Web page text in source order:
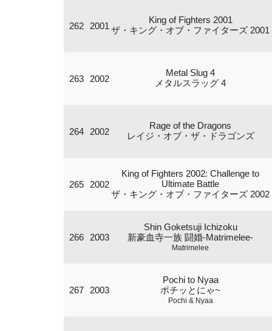
262 2001
King of Fighters 2001
ザ・キング・オブ・ファイターズ 2001
263 2002
Metal Slug 4
メタルスラッグ 4
264 2002
Rage of the Dragons
レイジ・オブ・ザ・ドラゴンズ
265 2002
King of Fighters 2002: Challenge to
Ultimate Battle
ザ・キング・オブ・ファイターズ 2002
266 2003
Shin Goketsuji Ichizoku
新豪血寺一族 闘婚-Matrimelee-
Matrimelee
267 2003
Pochi to Nyaa
ポチッとにゃ~
Pochi & Nyaa